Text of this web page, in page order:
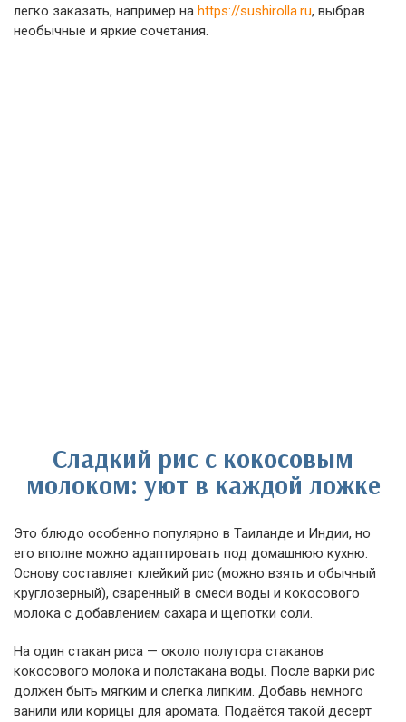
легко заказать, например на https://sushirolla.ru, выбрав
необычные и яркие сочетания.
Сладкий рис с кокосовым
молоком: уют в каждой ложке
Это блюдо особенно популярно в Таиланде и Индии, но
его вполне можно адаптировать под домашнюю кухню.
Основу составляет клейкий рис (можно взять и обычный
круглозерный), сваренный в смеси воды и кокосового
молока с добавлением сахара и щепотки соли.
На один стакан риса — около полутора стаканов
кокосового молока и полстакана воды. После варки рис
должен быть мягким и слегка липким. Добавь немного
ванили или корицы для аромата. Подаётся такой десерт